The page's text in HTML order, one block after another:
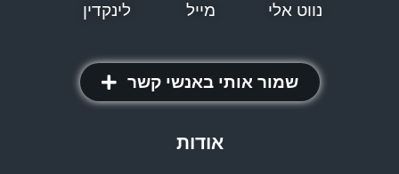
נווט אלי מייל לינקדין
שמור אותי באנשי קשר
אודות